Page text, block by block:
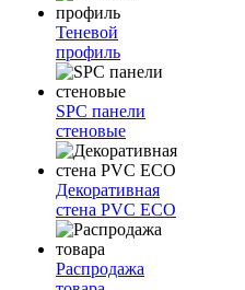
Теневой
профиль
SPC панели
стеновые
Декоративная
стена PVC ECO
Распродажа